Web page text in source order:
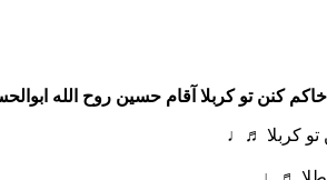
کنن تو کربلا آقام حسین روح الله
تو کربلا ♬♩